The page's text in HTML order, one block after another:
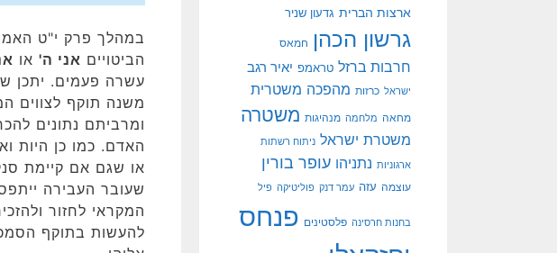
במהלך פרק י"ט
הביטויים אני ה' או
עשרה פעמים. יתכן
משנה תוקף לצווים
ומרביתם נתונים
האדם. כמו כן היות
או שגם אם קיימת
שעובר העבירה
המקראי לחזור
להעשות בתוקף
ארצות הברית גדעון שניר
גרשון הכהן חמאס
חרבות ברזל טראמפ יאיר רגב
ישראל כרזות מהפכה משטרית
מחאה מלחמה מנהיגות משטרה
משטרת ישראל ניתוח רשתות
ארגוניות נתניהו עופר בורין
עוצמה עזה עמר דנק פוליטיקה פיל
בחנות חרסינה פלסטינים פנחס